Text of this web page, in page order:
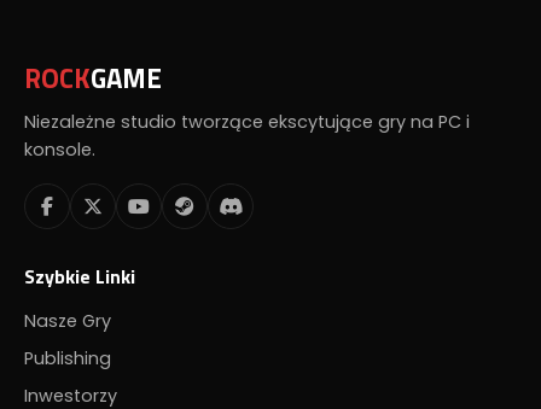
ROCKGAME
Niezależne studio tworzące ekscytujące gry na PC i
konsole.
Szybkie Linki
Nasze Gry
Publishing
Inwestorzy